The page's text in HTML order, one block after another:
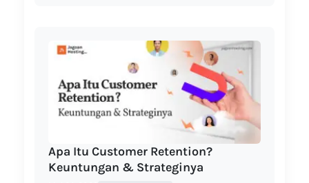
Apa Itu Customer Retention?
Keuntungan & Strateginya